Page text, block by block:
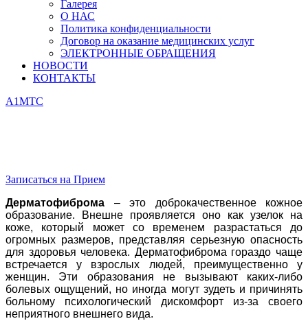
Галерея
О НАС
Политика конфиденциальности
Договор на оказание медицинских услуг
ЭЛЕКТРОННЫЕ ОБРАЩЕНИЯ
НОВОСТИ
КОНТАКТЫ
А1МТС
Записаться на Прием
Дерматофиброма – это доброкачественное кожное
образование. Внешне проявляется оно как узелок на
коже, который может со временем разрастаться до
огромных размеров, представляя серьезную опасность
для здоровья человека. Дерматофиброма гораздо чаще
встречается у взрослых людей, преимущественно у
женщин. Эти образования не вызывают каких-либо
болевых ощущений, но иногда могут зудеть и причинять
больному психологический дискомфорт из-за своего
неприятного внешнего вида.